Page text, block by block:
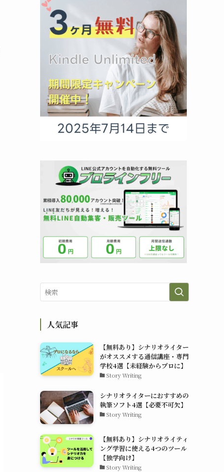
人気記事
【無料あり】シナリオライター
がオススメする通信講座・専門
学校4選【未経験からプロに】
Story Writing
シナリオライターにおすすめの
執筆ソフト4選【必要不可欠】
Story Writing
【無料あり】シナリオライティ
ング学習に使える4つのツール
【独学向け】
Story Writing